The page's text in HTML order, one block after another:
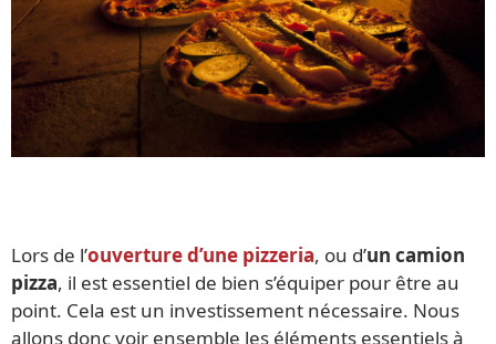
Lors de l’ouverture d’une pizzeria, ou d’un camion
pizza, il est essentiel de bien s’équiper pour être au
point. Cela est un investissement nécessaire. Nous
allons donc voir ensemble les éléments essentiels à